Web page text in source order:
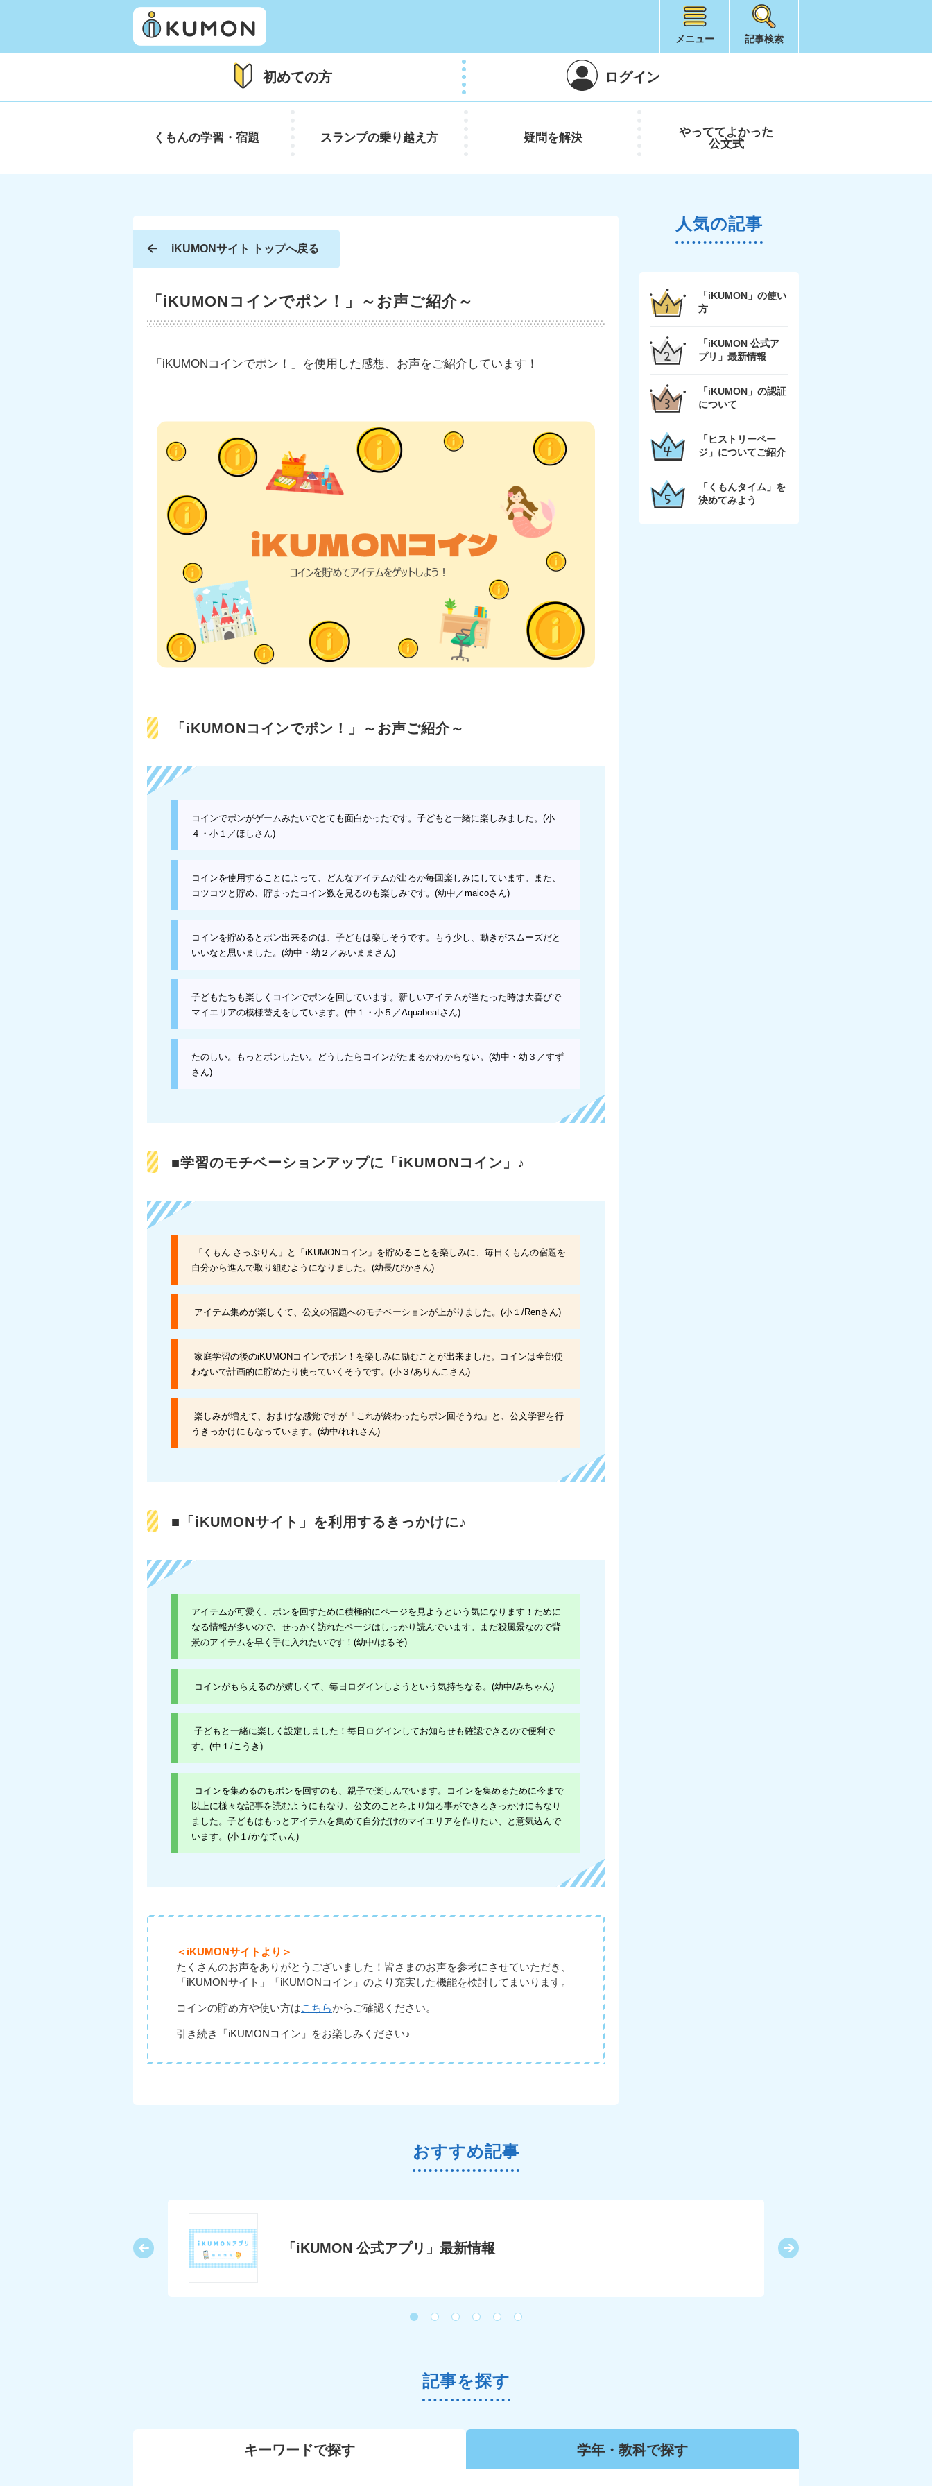
メニュー 記事検索
初めての方 ログイン
くもんの学習・宿題 スランプの乗り越え方 疑問を解決 やっててよかった
公文式
iKUMONサイト トップへ戻る
「iKUMONコインでポン！」～お声ご紹介～
「iKUMONコインでポン！」を使用した感想、お声をご紹介しています！
「iKUMONコインでポン！」～お声ご紹介～
コインでポンがゲームみたいでとても面白かったです。子どもと一緒に楽しみました。(小
４・小１／ほしさん)
コインを使用することによって、どんなアイテムが出るか毎回楽しみにしています。また、
コツコツと貯め、貯まったコイン数を見るのも楽しみです。(幼中／maicoさん)
コインを貯めるとポン出来るのは、子どもは楽しそうです。もう少し、動きがスムーズだと
いいなと思いました。(幼中・幼２／みいままさん)
子どもたちも楽しくコインでポンを回しています。新しいアイテムが当たった時は大喜びで
マイエリアの模様替えをしています。(中１・小５／Aquabeatさん)
たのしい。もっとポンしたい。どうしたらコインがたまるかわからない。(幼中・幼３／すず
さん)
■学習のモチベーションアップに「iKUMONコイン」♪
「くもん さっぷりん」と「iKUMONコイン」を貯めることを楽しみに、毎日くもんの宿題を
自分から進んで取り組むようになりました。(幼長/ぴかさん)
アイテム集めが楽しくて、公文の宿題へのモチベーションが上がりました。(小１/Renさん)
家庭学習の後のiKUMONコインでポン！を楽しみに励むことが出来ました。コインは全部使
わないで計画的に貯めたり使っていくそうです。(小３/ありんこさん)
楽しみが増えて、おまけな感覚ですが「これが終わったらポン回そうね」と、公文学習を行
うきっかけにもなっています。(幼中/れれさん)
■「iKUMONサイト」を利用するきっかけに♪
アイテムが可愛く、ポンを回すために積極的にページを見ようという気になります！ために
なる情報が多いので、せっかく訪れたページはしっかり読んでいます。まだ殺風景なので背
景のアイテムを早く手に入れたいです！(幼中/はるそ)
コインがもらえるのが嬉しくて、毎日ログインしようという気持ちなる。(幼中/みちゃん)
子どもと一緒に楽しく設定しました！毎日ログインしてお知らせも確認できるので便利で
す。(中１/こうき)
コインを集めるのもポンを回すのも、親子で楽しんでいます。コインを集めるために今まで
以上に様々な記事を読むようにもなり、公文のことをより知る事ができるきっかけにもなり
ました。子どもはもっとアイテムを集めて自分だけのマイエリアを作りたい、と意気込んで
います。(小１/かなてぃん)
＜iKUMONサイトより＞
たくさんのお声をありがとうございました！皆さまのお声を参考にさせていただき、
「iKUMONサイト」「iKUMONコイン」のより充実した機能を検討してまいります。
コインの貯め方や使い方はこちらからご確認ください。
引き続き「iKUMONコイン」をお楽しみください♪
人気の記事
「iKUMON」の使い
方
「iKUMON 公式ア
プリ」最新情報
「iKUMON」の認証
について
「ヒストリーペー
ジ」についてご紹介
「くもんタイム」を
決めてみよう
おすすめ記事
「iKUMON 公式アプリ」最新情報
記事を探す
キーワードで探す 学年・教科で探す